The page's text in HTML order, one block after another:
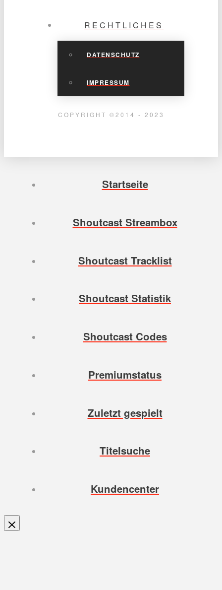
RECHTLICHES
DATENSCHUTZ
IMPRESSUM
COPYRIGHT ©2014 - 2023
Startseite
Shoutcast Streambox
Shoutcast Tracklist
Shoutcast Statistik
Shoutcast Codes
Premiumstatus
Zuletzt gespielt
Titelsuche
Kundencenter